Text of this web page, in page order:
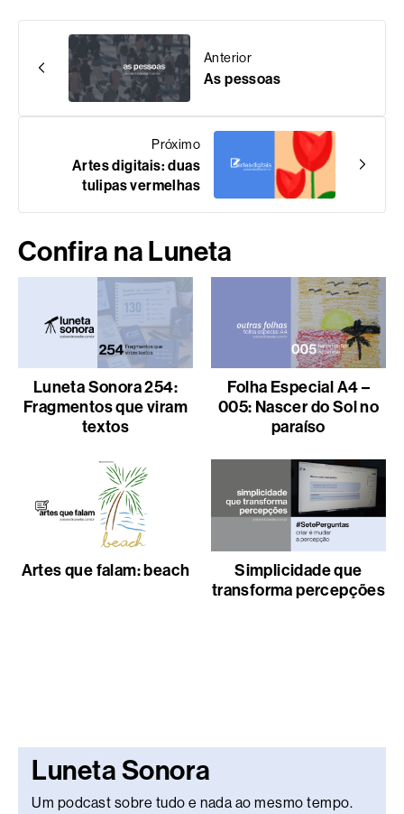
Anterior
As pessoas
Próximo
Artes digitais: duas
tulipas vermelhas
Confira na Luneta
Luneta Sonora 254:
Fragmentos que viram
textos
Folha Especial A4 –
005: Nascer do Sol no
paraíso
Artes que falam: beach
Simplicidade que
transforma percepções
Luneta Sonora
Um podcast sobre tudo e nada ao mesmo tempo.